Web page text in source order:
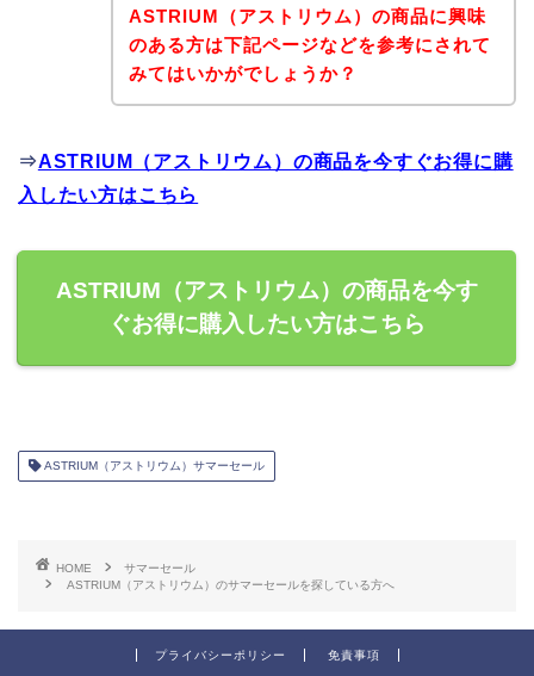
ASTRIUM（アストリウム）の商品に興味
のある方は下記ページなどを参考にされて
みてはいかがでしょうか？
⇒ASTRIUM（アストリウム）の商品を今すぐお得に購
入したい方はこちら
ASTRIUM（アストリウム）の商品を今す
ぐお得に購入したい方はこちら
ASTRIUM（アストリウム）サマーセール
HOME
サマーセール
ASTRIUM（アストリウム）のサマーセールを探している方へ
プライバシーポリシー 免責事項